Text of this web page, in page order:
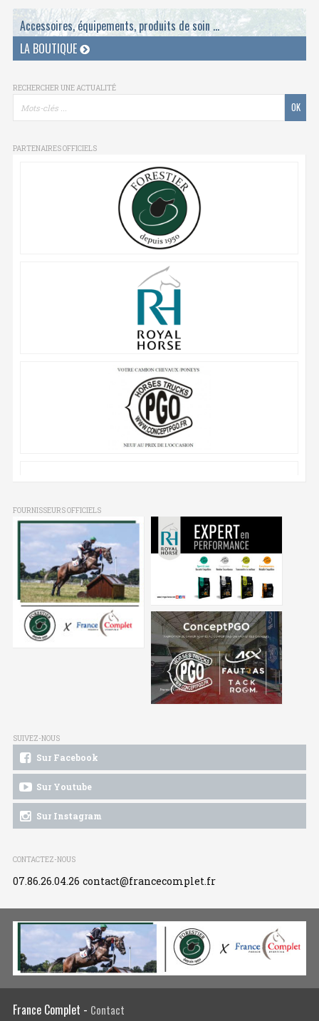
Accessoires, équipements, produits de soin ...
LA BOUTIQUE
RECHERCHER UNE ACTUALITÉ
PARTENAIRES OFFICIELS
FOURNISSEURS OFFICIELS
SUIVEZ-NOUS
Sur Facebook
Sur Youtube
Sur Instagram
CONTACTEZ-NOUS
07.86.26.04.26 contact@francecomplet.fr
France Complet - Contact